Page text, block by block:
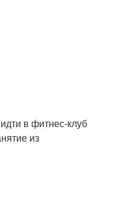
в фитнес-клуб
из